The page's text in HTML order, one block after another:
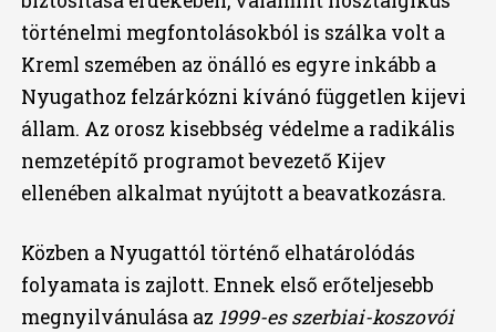
történelmi megfontolásokból is szálka volt a
Kreml szemében az önálló es egyre inkább a
Nyugathoz felzárkózni kívánó független kijevi
állam. Az orosz kisebbség védelme a radikális
nemzetépítő programot bevezető Kijev
ellenében alkalmat nyújtott a beavatkozásra.
Közben a Nyugattól történő elhatárolódás
folyamata is zajlott. Ennek első erőteljesebb
megnyilvánulása az 1999-es szerbiai-koszovói